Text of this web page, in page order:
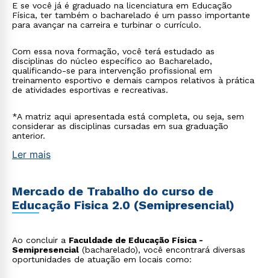
E se você já é graduado na licenciatura em Educação
Física, ter também o bacharelado é um passo importante
para avançar na carreira e turbinar o currículo.
Com essa nova formação, você terá estudado as
disciplinas do núcleo específico ao Bacharelado,
qualificando-se para intervenção profissional em
treinamento esportivo e demais campos relativos à prática
de atividades esportivas e recreativas.
*A matriz aqui apresentada está completa, ou seja, sem
considerar as disciplinas cursadas em sua graduação
anterior.
Ler mais
Mercado de Trabalho do curso de
Educação Fisica 2.0 (Semipresencial)
Ao concluir a Faculdade de Educação Física -
Semipresencial (bacharelado), você encontrará diversas
oportunidades de atuação em locais como: